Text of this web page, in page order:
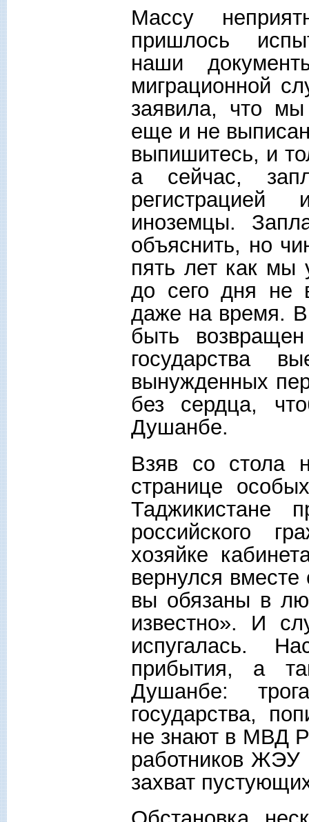
Массу
пришлось
наши
миграционной
заявила, что мы
еще и не
выпишитесь, и
а сейчас,
иноземцы.
объяснить, но
пять лет как мы
до сего дня не
даже на время.
быть
государства
вынужденных
без сердца,
Душанбе.
Взяв со стола
странице
Таджикистане
российского
хозяйке
вернулся
вы обязаны в
известно». И
испугалась.
прибытия, а
Душанбе:
государства,
не знают в МВД
работников
захват